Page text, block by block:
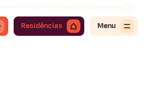
8h30 às 19h30+351 308 802 125Contacto Pt
Residências Menu